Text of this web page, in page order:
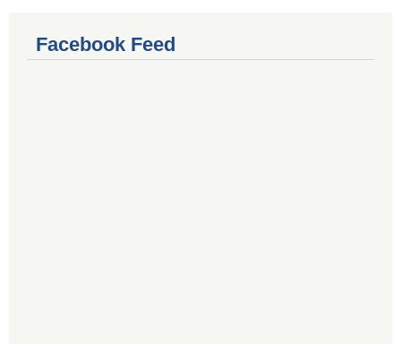
Facebook Feed